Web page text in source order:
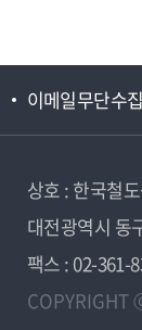
이메일무단수
상호 : 한국철
대전광역시 동
팩스 : 02-361-
COPYRIGHT